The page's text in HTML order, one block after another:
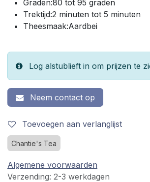
Graden:80 tot 95 graden
Trektijd:2 minuten tot 5 minuten
Theesmaak:Aardbei
Log alstublieft in om prijzen te
Neem contact op
Toevoegen aan verlanglijst
Chantie's Tea
Algemene voorwaarden
Verzending: 2-3 werkdagen